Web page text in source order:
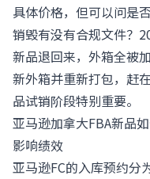
具体价格，但可以问是
销毁有没有合规文件？
新品退回来，外箱全被
新外箱并重新打包，赶
品试销阶段特别重要。
亚马逊加拿大FBA新品
影响绩效
亚马逊FC的入库预约